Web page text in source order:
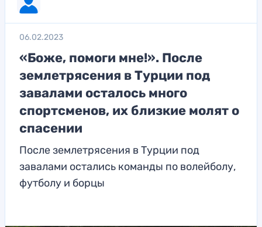
06.02.2023
«Боже, помоги мне!». После
землетрясения в Турции под
завалами осталось много
спортсменов, их близкие молят о
спасении
После землетрясения в Турции под
завалами остались команды по волейболу,
футболу и борцы